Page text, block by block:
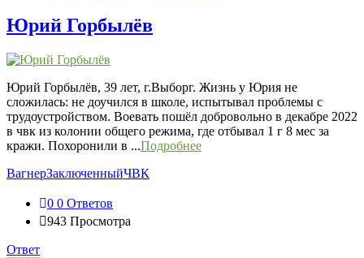
2026,
Новости
СВО
Последний
Посты
Юрий Горбылёв
Юрий Горбылёв, 39 лет, г.Выборг. Жизнь у Юрия не
сложилась: не доучился в школе, испытывал проблемы с
трудоустройством. Воевать пошёл добровольно в декабре 2022
в чвк из колонии общего режима, где отбывал 1 г 8 мес за
кражи. Похоронили в ...Подробнее
ВагнерЗаключенныйЧВК
0 0 Ответов
943 Просмотра
Ответ